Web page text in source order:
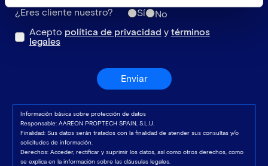
¿Eres cliente nuestro? Sí
No
Acepto política de privacidad y términos
legales
Enviar
Información básica sobre protección de datos
Responsable: AAREON PROPTECH SPAIN, S.L.U.
Finalidad: Sus datos serán tratados con la finalidad de atender sus consultas y/o
solicitudes de información.
Derechos: Acceder, rectificar y suprimir los datos, así como otros derechos, como
se explica en la información sobre las cláusulas legales.